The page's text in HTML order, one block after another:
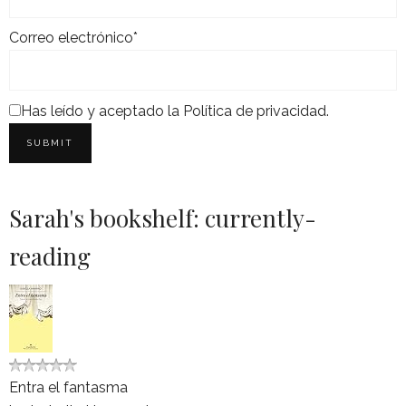
Correo electrónico*
Has leído y aceptado la Política de privacidad.
Sarah's bookshelf: currently-
reading
Entra el fantasma